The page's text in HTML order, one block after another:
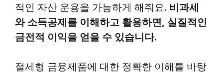
적인 자산 운용을 가능하게 해줘요. 비과세
와 소득공제를 이해하고 활용하면, 실질적인
금전적 이익을 얻을 수 있습니다.
절세형 금융제품에 대한 정확한 이해를 바탕